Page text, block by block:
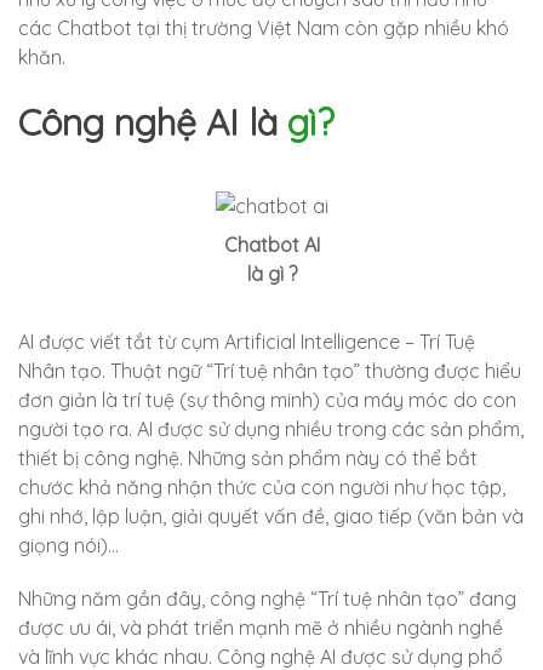
các Chatbot tại thị trường Việt Nam còn gặp nhiều khó
khăn.
Công nghệ AI là gì?
Chatbot AI
là gì ?
AI được viết tắt từ cụm Artificial Intelligence – Trí Tuệ
Nhân tạo. Thuật ngữ “Trí tuệ nhân tạo” thường được hiểu
đơn giản là trí tuệ (sự thông minh) của máy móc do con
người tạo ra. AI được sử dụng nhiều trong các sản phẩm,
thiết bị công nghệ. Những sản phẩm này có thể bắt
chước khả năng nhận thức của con người như học tập,
ghi nhớ, lập luận, giải quyết vấn đề, giao tiếp (văn bản và
giọng nói)…
Những năm gần đây, công nghệ “Trí tuệ nhân tạo” đang
được ưu ái, và phát triển mạnh mẽ ở nhiều ngành nghề
và lĩnh vực khác nhau. Công nghệ AI được sử dụng phổ